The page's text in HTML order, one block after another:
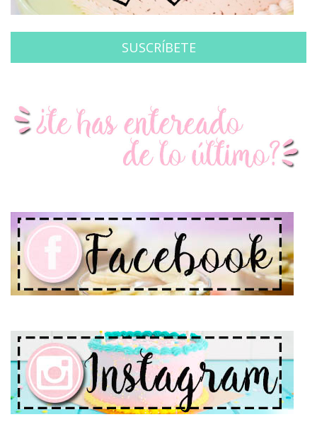
SUSCRÍBETE